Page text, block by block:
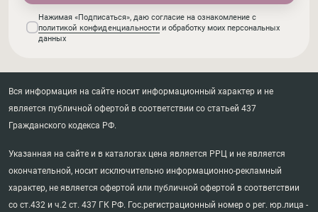
Нажимая «Подписаться», даю согласие на ознакомление с
политикой конфиденциальности и обработку моих персональных
данных
Вся информация на сайте носит информационный характер и не
является публичной офертой в соответствии со статьей 437
Гражданского кодекса РФ.
Указанная на сайте и в каталогах цена является РРЦ и не является
окончательной, носит исключительно информационно-рекламный
характер, не является офертой или публичной офертой в соответствии
со ст.432 и ч.2 ст. 437 ГК РФ. Гос.регистрационный номер о рег. юр.лица -